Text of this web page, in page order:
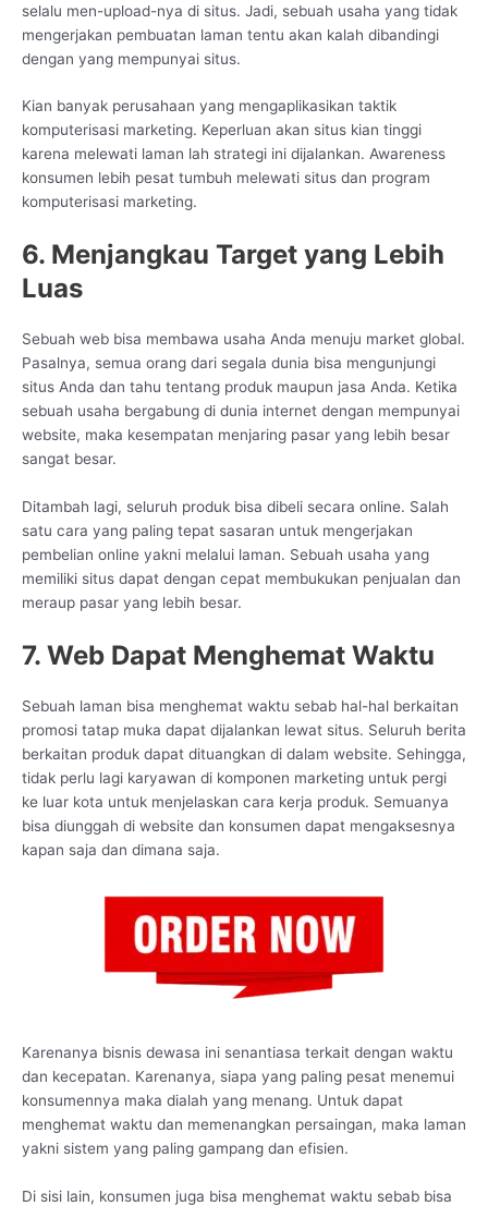
selalu men-upload-nya di situs. Jadi, sebuah usaha yang tidak
mengerjakan pembuatan laman tentu akan kalah dibandingi
dengan yang mempunyai situs.
Kian banyak perusahaan yang mengaplikasikan taktik
komputerisasi marketing. Keperluan akan situs kian tinggi
karena melewati laman lah strategi ini dijalankan. Awareness
konsumen lebih pesat tumbuh melewati situs dan program
komputerisasi marketing.
6. Menjangkau Target yang Lebih
Luas
Sebuah web bisa membawa usaha Anda menuju market global.
Pasalnya, semua orang dari segala dunia bisa mengunjungi
situs Anda dan tahu tentang produk maupun jasa Anda. Ketika
sebuah usaha bergabung di dunia internet dengan mempunyai
website, maka kesempatan menjaring pasar yang lebih besar
sangat besar.
Ditambah lagi, seluruh produk bisa dibeli secara online. Salah
satu cara yang paling tepat sasaran untuk mengerjakan
pembelian online yakni melalui laman. Sebuah usaha yang
memiliki situs dapat dengan cepat membukukan penjualan dan
meraup pasar yang lebih besar.
7. Web Dapat Menghemat Waktu
Sebuah laman bisa menghemat waktu sebab hal-hal berkaitan
promosi tatap muka dapat dijalankan lewat situs. Seluruh berita
berkaitan produk dapat dituangkan di dalam website. Sehingga,
tidak perlu lagi karyawan di komponen marketing untuk pergi
ke luar kota untuk menjelaskan cara kerja produk. Semuanya
bisa diunggah di website dan konsumen dapat mengaksesnya
kapan saja dan dimana saja.
Karenanya bisnis dewasa ini senantiasa terkait dengan waktu
dan kecepatan. Karenanya, siapa yang paling pesat menemui
konsumennya maka dialah yang menang. Untuk dapat
menghemat waktu dan memenangkan persaingan, maka laman
yakni sistem yang paling gampang dan efisien.
Di sisi lain, konsumen juga bisa menghemat waktu sebab bisa